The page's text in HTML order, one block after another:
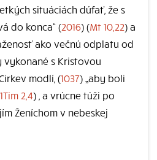
situáciách dúfať, že s
do konca“ (2016) (Mt 10,22) a
ako večnú odplatu od
vykonané s Kristovou
modlí, (1037) „aby boli
1Tim 2,4) , a vrúcne túži po
Ženíchom v nebeskej